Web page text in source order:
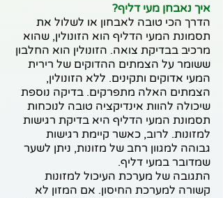
איך נאבחן מעי דליף?
הדרך הכי טובה לאבחון או לשלול את
תסמונת המעי הדליף הוא הזונולין, שהוא
מרכיב בבדיקת צואה. הזונולין הוא החלבון
ששומר על הצמתים ההדוקים של רירית
המעי אדוקים ותקינים. ללא הזונולין,
הצמתים האלה מתפרקים. בדיקה נוספת
שיכולה להוות אינדיקציה טובה לנוכחות
תסמונת המעי הדליף היא בדיקת רגישות
למזונות. לרוב, כאשר קיימת רגישות
גבוהה למגוון רחב של מזונות, ניתן לשער
שמדובר במעי דליף.
התגובה של מערכת העיכול למזונות
קשורה למערכת החיסון. אם המזון לא